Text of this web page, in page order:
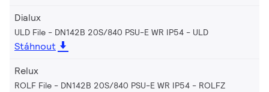
Dialux
ULD File - DN142B 20S/840 PSU-E WR IP54 ULD
Stáhnout
Relux
ROLF File - DN142B 20S/840 PSU-E WR IP54 ROLFZ